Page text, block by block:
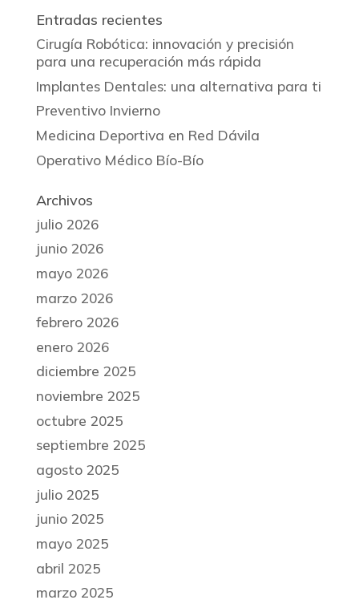
Entradas recientes
Cirugía Robótica: innovación y precisión
para una recuperación más rápida
Implantes Dentales: una alternativa para ti
Preventivo Invierno
Medicina Deportiva en Red Dávila
Operativo Médico Bío-Bío
Archivos
julio 2026
junio 2026
mayo 2026
marzo 2026
febrero 2026
enero 2026
diciembre 2025
noviembre 2025
octubre 2025
septiembre 2025
agosto 2025
julio 2025
junio 2025
mayo 2025
abril 2025
marzo 2025